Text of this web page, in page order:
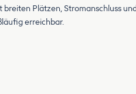
Plätzen, Stromanschluss
erreichbar.